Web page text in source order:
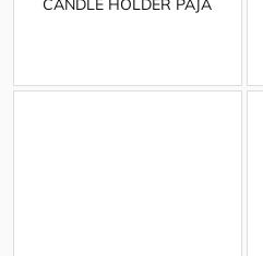
CANDLE HOLDER PAJA